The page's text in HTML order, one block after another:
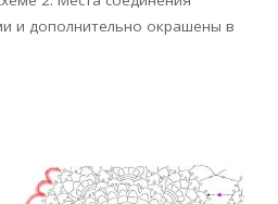
и дополнительно окрашены в